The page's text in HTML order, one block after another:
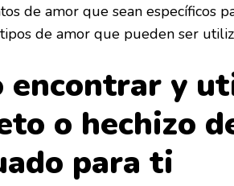
de amor que sean específicos
de amor que pueden ser
encontrar y
o hechizo
para ti